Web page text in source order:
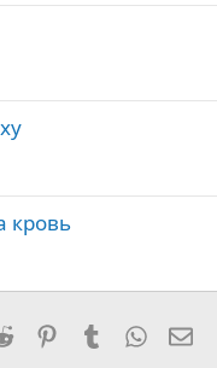
кровь
Reddit PinterestTumblr